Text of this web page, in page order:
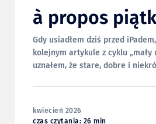
à propos
Gdy usiadłem dziś przed
kolejnym artykule z cyklu
uznałem, że stare, dobre i
kwiecień 2026
czas czytania: 26 min